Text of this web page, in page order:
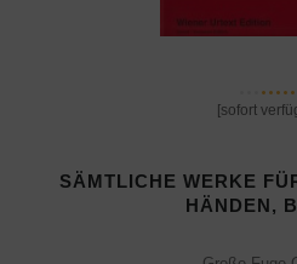
[sofort
SÄMTLICHE WERKE
HÄNDEN,